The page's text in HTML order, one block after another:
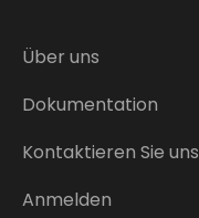
Über uns
Dokumentation
Kontaktieren Sie uns
Anmelden